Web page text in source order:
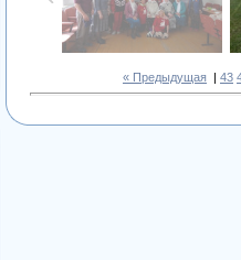
« Предыдущая | 43